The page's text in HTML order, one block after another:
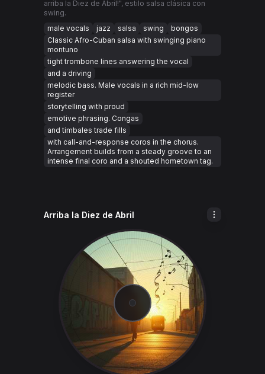
arriba la Diez de Abril!", estilo salsa clásica con
swing.
male vocals
jazz salsa swing
bongos
Classic Afro-Cuban salsa with swinging piano
montuno
tight trombone lines answering the vocal
and a driving
melodic bass. Male vocals in a rich mid-low
register
storytelling with proud
emotive phrasing. Congas
and timbales trade fills
with call-and-response coros in the chorus.
Arrangement builds from a steady groove to an
intense final coro and a shouted hometown tag.
Arriba la Diez de Abril